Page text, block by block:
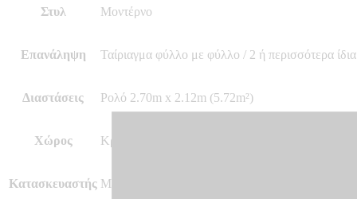
Στυλ Μοντέρνο
Επανάληψη Ταίριαγμα φύλλο με φύλλο / 2 ή περισσότερα ίδια
Διαστάσεις Ρολό 2.70m x 2.12m (5.72m²)
Χώρος Κρεβατοκάμαρα και άλλοι χώροι, Σαλόνι
Κατασκευαστής Marburg – Made in Germany